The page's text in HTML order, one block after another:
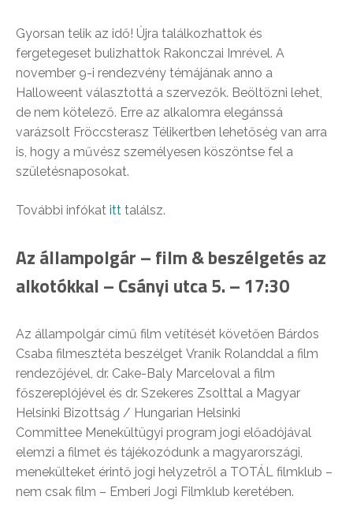
Gyorsan telik az idő! Újra találkozhattok és
fergetegeset bulizhattok Rakonczai Imrével. A
november 9-i rendezvény témájának anno a
Halloweent választottá a szervezők. Beöltözni lehet,
de nem kötelező. Erre az alkalomra elegánssá
varázsolt Fröccsterasz Télikertben lehetőség van arra
is, hogy a művész személyesen köszöntse fel a
születésnaposokat.
További infókat itt találsz.
Az állampolgár – film & beszélgetés az
alkotókkal – Csányi utca 5. – 17:30
Az állampolgár című film vetítését követően Bárdos
Csaba filmesztéta beszélget Vranik Rolanddal a film
rendezőjével, dr. Cake-Baly Marceloval a film
főszereplójével és dr. Szekeres Zsolttal a Magyar
Helsinki Bizottság / Hungarian Helsinki
Committee Menekültügyi program jogi előadójával
elemzi a filmet és tájékozódunk a magyarországi,
menekülteket érintő jogi helyzetről a TOTÁL filmklub –
nem csak film – Emberi Jogi Filmklub keretében.